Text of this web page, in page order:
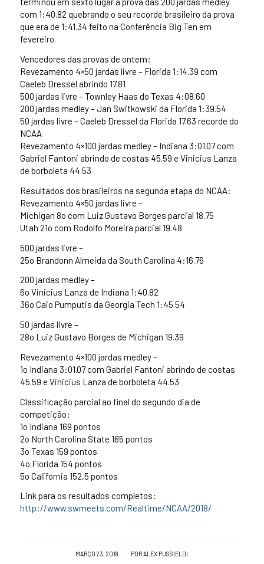
com 1:40.82 quebrando o seu recorde brasileiro da prova
que era de 1:41.34 feito na Conferência Big Ten em
fevereiro.
Vencedores das provas de ontem:
Revezamento 4×50 jardas livre – Florida 1:14.39 com
Caeleb Dressel abrindo 17.81
500 jardas livre – Townley Haas do Texas 4:08.60
200 jardas medley – Jan Switkowski da Florida 1:39.54
50 jardas livre – Caeleb Dressel da Florida 17.63 recorde do
NCAA
Revezamento 4×100 jardas medley – Indiana 3:01.07 com
Gabriel Fantoni abrindo de costas 45.59 e Vinicius Lanza
de borboleta 44.53
Resultados dos brasileiros na segunda etapa do NCAA:
Revezamento 4×50 jardas livre –
Michigan 8o com Luiz Gustavo Borges parcial 18.75
Utah 21o com Rodolfo Moreira parcial 19.48
500 jardas livre –
25o Brandonn Almeida da South Carolina 4:16.76
200 jardas medley –
6o Vinicius Lanza de Indiana 1:40.82
36o Caio Pumputis da Georgia Tech 1:45.54
50 jardas livre –
28o Luiz Gustavo Borges de Michigan 19.39
Revezamento 4×100 jardas medley –
1o Indiana 3:01.07 com Gabriel Fantoni abrindo de costas
45.59 e Vinicius Lanza de borboleta 44.53
Classificação parcial ao final do segundo dia de
competição:
1o Indiana 169 pontos
2o North Carolina State 165 pontos
3o Texas 159 pontos
4o Florida 154 pontos
5o California 152,5 pontos
Link para os resultados completos:
http://www.swmeets.com/Realtime/NCAA/2018/
MARÇO 23, 2018
/ PORALEX PUSSIELDI